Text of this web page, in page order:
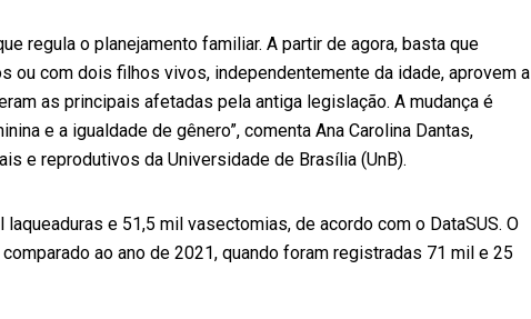
regula o planejamento familiar. A partir de agora, basta que
ou com dois filhos vivos, independentemente da idade, aprovem a
as principais afetadas pela antiga legislação. A mudança é
e a igualdade de gênero”, comenta Ana Carolina Dantas,
e reprodutivos da Universidade de Brasília (UnB).
e 51,5 mil vasectomias, de acordo com o DataSUS. O
ao ano de 2021, quando foram registradas 71 mil e 25